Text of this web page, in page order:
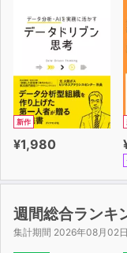
新作
¥1,980
週間総合ランキ
集計期間 2026年08月02